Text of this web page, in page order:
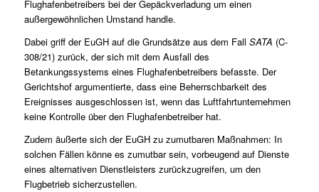
Flughafenbetreibers bei der Gepäckverladung um einen
außergewöhnlichen Umstand handle.
Dabei griff der EuGH auf die Grundsätze aus dem Fall SATA (C-
308/21) zurück, der sich mit dem Ausfall des
Betankungssystems eines Flughafenbetreibers befasste. Der
Gerichtshof argumentierte, dass eine Beherrschbarkeit des
Ereignisses ausgeschlossen ist, wenn das Luftfahrtunternehmen
keine Kontrolle über den Flughafenbetreiber hat.
Zudem äußerte sich der EuGH zu zumutbaren Maßnahmen: In
solchen Fällen könne es zumutbar sein, vorbeugend auf Dienste
eines alternativen Dienstleisters zurückzugreifen, um den
Flugbetrieb sicherzustellen.